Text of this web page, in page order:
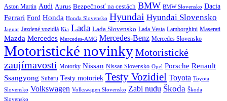
Aston Martin Audi Aurus Bezpečnosť na cestách BMW BMW Slovensko Dacia
Ferrari Ford Honda Honda Slovensko Hyundai Hyundai Slovensko
Jaguar Jazdené vozidlá Kia Lada Lada Slovensko Lada Vesta Lamborghini Maserati
Mazda Mercedes Mercedes-AMG Mercedes-Benz Mercedes Slovensko
Motoristické novinkyMotoristické
zaujímavosti Motorky Nissan Nissan Slovensko Opel Porsche Renault
Ssangyong Subaru Testy motoriek Testy Vozidiel Toyota Toyota
Slovensko Volkswagen Volkswagen Slovensko Zabi nudu Škoda Škoda
Slovensko